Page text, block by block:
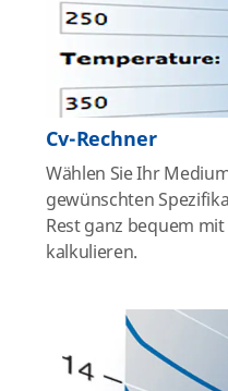
Cv-Rechner
Wählen Sie Ihr
gewünschten
Rest ganz bequem
kalkulieren.